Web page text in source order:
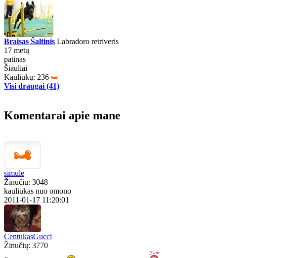
Braisas Šaltinis Labradoro retriveris
17 metų
patinas
Šiauliai
Kauliukų: 236
Visi draugai (41)
Komentarai apie mane
simule
Žinučių: 3048
kauliukas nuo omono
2011-01-17 11:20:01
CentukasGucci
Žinučių: 3770